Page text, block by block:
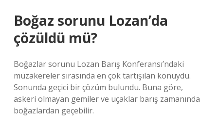
Boğaz sorunu Lozan’da
çözüldü mü?
Boğazlar sorunu Lozan Barış Konferansı’ndaki
müzakereler sırasında en çok tartışılan konuydu.
Sonunda geçici bir çözüm bulundu. Buna göre,
askeri olmayan gemiler ve uçaklar barış zamanında
boğazlardan geçebilir.